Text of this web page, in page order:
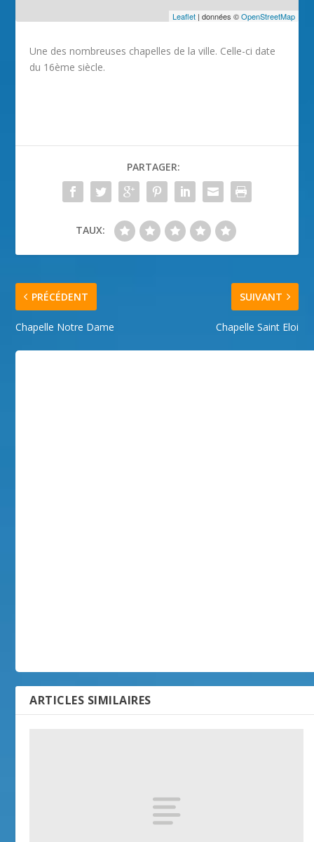
Leaflet| données ©OpenStreetMap
Une des nombreuses chapelles de la ville. Celle-ci date
du 16ème siècle.
PARTAGER:
TAUX:
PRÉCÉDENT
Chapelle Notre Dame
SUIVANT
Chapelle Saint Eloi
ARTICLES SIMILAIRES